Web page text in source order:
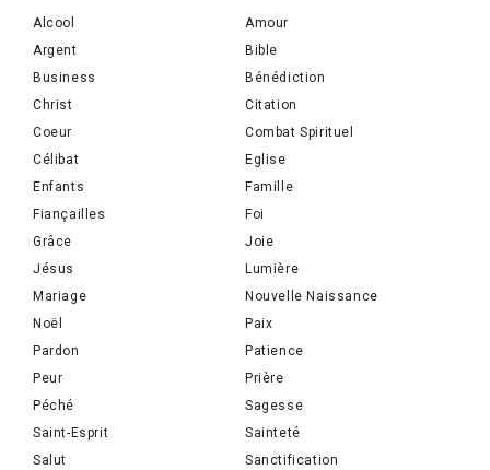
Alcool
Amour
Argent
Bible
Business
Bénédiction
Christ
Citation
Coeur
Combat Spirituel
Célibat
Eglise
Enfants
Famille
Fiançailles
Foi
Grâce
Joie
Jésus
Lumière
Mariage
Nouvelle Naissance
Noël
Paix
Pardon
Patience
Peur
Prière
Péché
Sagesse
Saint-Esprit
Sainteté
Salut
Sanctification